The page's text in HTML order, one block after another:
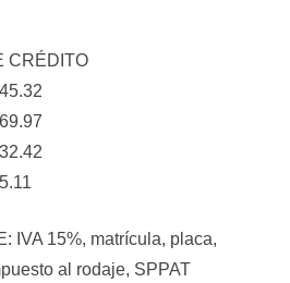
CRÉDITO
IVA 15%, matrícula, placa,
al rodaje, SPPAT